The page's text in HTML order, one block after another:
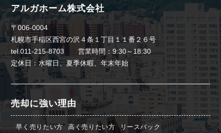
アルガホーム株式会社
〒006-0004
札幌市手稲区西宮の沢４条１丁目１１番２６号
tel.011-215-8703 営業時間：9:30～18:30
定休日：水曜日、夏季休暇、年末年始
売却に強い理由
早く売りたい方 高く売りたい方
リースバック